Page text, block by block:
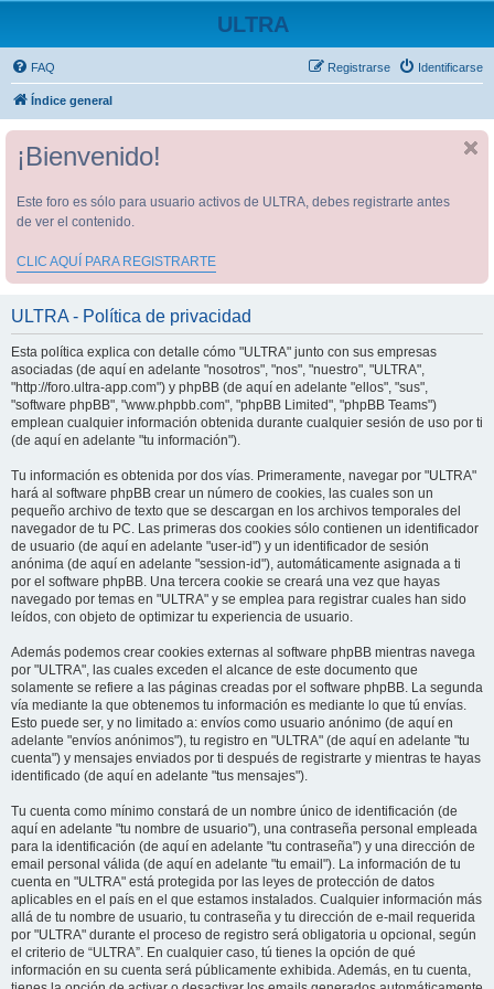
ULTRA
FAQ Identificarse
Registrarse
Índice general
¡Bienvenido!
Este foro es sólo para usuario activos de ULTRA, debes registrarte antes
de ver el contenido.
CLIC AQUÍ PARA REGISTRARTE
ULTRA - Política de privacidad
Esta política explica con detalle cómo "ULTRA" junto con sus empresas
asociadas (de aquí en adelante "nosotros", "nos", "nuestro", "ULTRA",
"http://foro.ultra-app.com") y phpBB (de aquí en adelante "ellos", "sus",
"software phpBB", "www.phpbb.com", "phpBB Limited", "phpBB Teams")
emplean cualquier información obtenida durante cualquier sesión de uso por ti
(de aquí en adelante "tu información").
Tu información es obtenida por dos vías. Primeramente, navegar por "ULTRA"
hará al software phpBB crear un número de cookies, las cuales son un
pequeño archivo de texto que se descargan en los archivos temporales del
navegador de tu PC. Las primeras dos cookies sólo contienen un identificador
de usuario (de aquí en adelante "user-id") y un identificador de sesión
anónima (de aquí en adelante "session-id"), automáticamente asignada a ti
por el software phpBB. Una tercera cookie se creará una vez que hayas
navegado por temas en "ULTRA" y se emplea para registrar cuales han sido
leídos, con objeto de optimizar tu experiencia de usuario.
Además podemos crear cookies externas al software phpBB mientras navega
por "ULTRA", las cuales exceden el alcance de este documento que
solamente se refiere a las páginas creadas por el software phpBB. La segunda
vía mediante la que obtenemos tu información es mediante lo que tú envías.
Esto puede ser, y no limitado a: envíos como usuario anónimo (de aquí en
adelante "envíos anónimos"), tu registro en "ULTRA" (de aquí en adelante "tu
cuenta") y mensajes enviados por ti después de registrarte y mientras te hayas
identificado (de aquí en adelante "tus mensajes").
Tu cuenta como mínimo constará de un nombre único de identificación (de
aquí en adelante "tu nombre de usuario"), una contraseña personal empleada
para la identificación (de aquí en adelante "tu contraseña") y una dirección de
email personal válida (de aquí en adelante "tu email"). La información de tu
cuenta en "ULTRA" está protegida por las leyes de protección de datos
aplicables en el país en el que estamos instalados. Cualquier información más
allá de tu nombre de usuario, tu contraseña y tu dirección de e-mail requerida
por "ULTRA" durante el proceso de registro será obligatoria u opcional, según
el criterio de “ULTRA”. En cualquier caso, tú tienes la opción de qué
información en su cuenta será públicamente exhibida. Además, en tu cuenta,